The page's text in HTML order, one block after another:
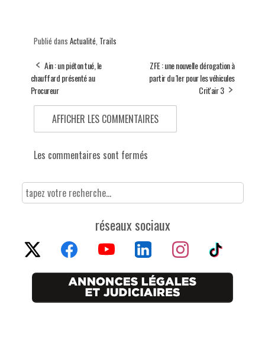
Publié dans Actualité Trails
Ain : un piéton tué, le
chauffard présenté au
Procureur
ZFE : une nouvelle dérogation à
partir du 1er pour les véhicules
Crit'air 3
AFFICHER LES COMMENTAIRES
Les commentaires sont fermés
réseaux sociaux